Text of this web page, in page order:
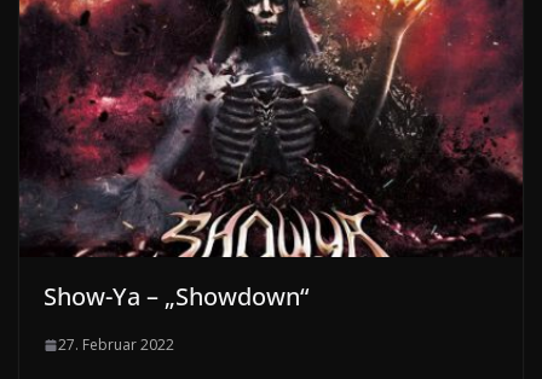
Show-Ya – „Showdown“
27. Februar 2022